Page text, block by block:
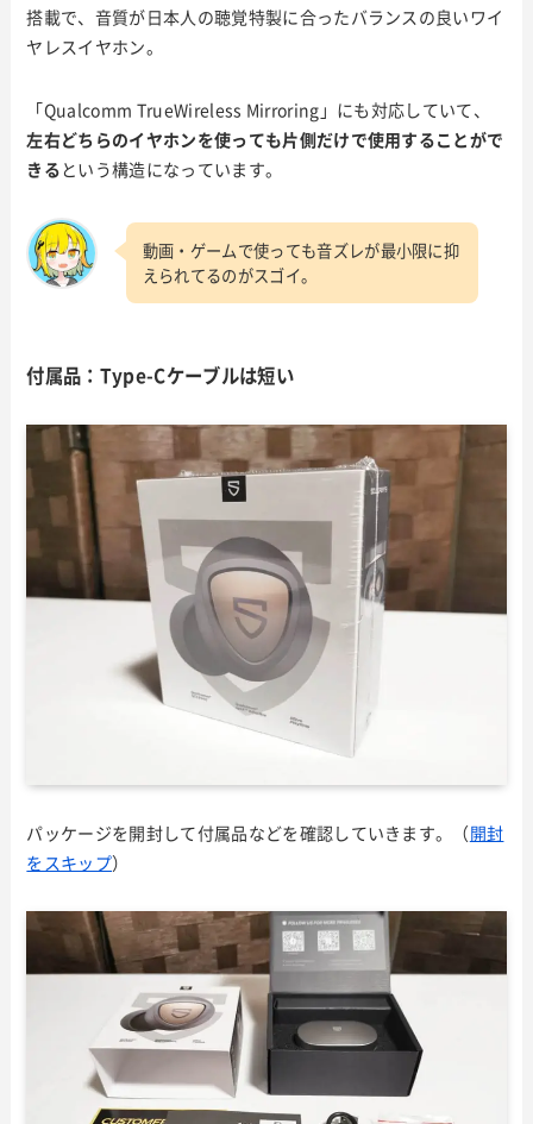
搭載で、音質が日本人の聴覚特製に合ったバランスの良いワイ
ヤレスイヤホン。
「Qualcomm TrueWireless Mirroring」にも対応していて、
左右どちらのイヤホンを使っても片側だけで使用することがで
きる という構造になっています。
動画・ゲームで使っても音ズレが最小限に抑
えられてるのがスゴイ。
付属品：Type-Cケーブルは短い
パッケージを開封して付属品などを確認していきます。（開封
をスキップ）